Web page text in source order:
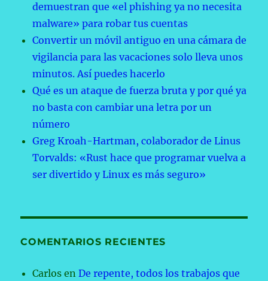
demuestran que «el phishing ya no necesita
malware» para robar tus cuentas
Convertir un móvil antiguo en una cámara de
vigilancia para las vacaciones solo lleva unos
minutos. Así puedes hacerlo
Qué es un ataque de fuerza bruta y por qué ya
no basta con cambiar una letra por un
número
Greg Kroah-Hartman, colaborador de Linus
Torvalds: «Rust hace que programar vuelva a
ser divertido y Linux es más seguro»
COMENTARIOS RECIENTES
Carlos enDe repente, todos los trabajos que